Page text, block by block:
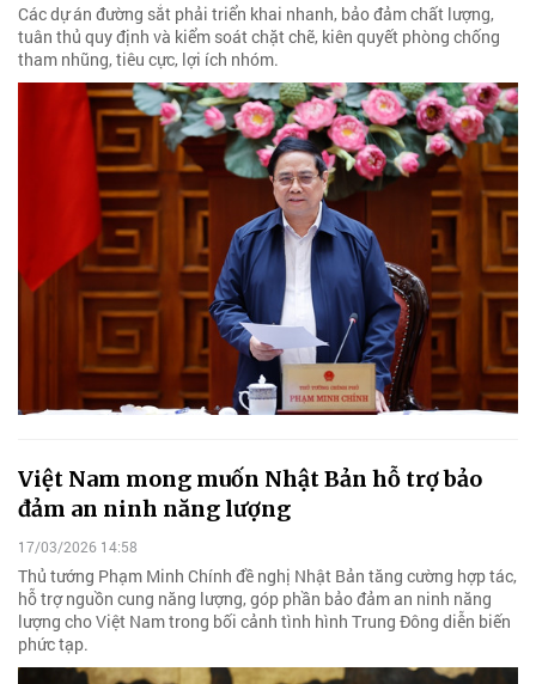
Các dự án đường sắt phải triển khai nhanh, bảo đảm chất lượng,
tuân thủ quy định và kiểm soát chặt chẽ, kiên quyết phòng chống
tham nhũng, tiêu cực, lợi ích nhóm.
Việt Nam mong muốn Nhật Bản hỗ trợ bảo
đảm an ninh năng lượng
17/03/2026 14:58
Thủ tướng Phạm Minh Chính đề nghị Nhật Bản tăng cường hợp tác,
hỗ trợ nguồn cung năng lượng, góp phần bảo đảm an ninh năng
lượng cho Việt Nam trong bối cảnh tình hình Trung Đông diễn biến
phức tạp.